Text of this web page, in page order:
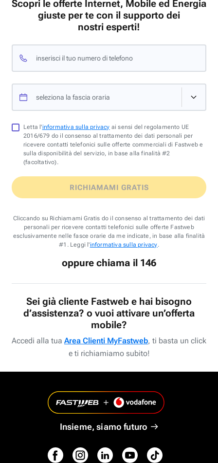
Scopri le offerte Internet, Mobile ed Energia
giuste per te con il supporto dei
nostri esperti!
inserisci il tuo numero di telefono
seleziona la fascia oraria
Letta l'informativa sulla privacy ai sensi del regolamento UE
2016/679 do il consenso al trattamento dei dati personali per
ricevere contatti telefonici sulle offerte commerciali di Fastweb e
sulla disponibilità del servizio, in base alla finalità #2
(facoltativo).
RICHIAMAMI GRATIS
Cliccando su Richiamami Gratis do il consenso al trattamento dei dati
personali per ricevere contatti telefonici sulle offerte Fastweb
esclusivamente nelle fasce orarie da me indicate, in base alla finalità
#1. Leggi l'informativa sulla privacy.
oppure chiama il 146
Sei già cliente Fastweb e hai bisogno
d’assistenza? o vuoi attivare un’offerta
mobile?
Accedi alla tua Area Clienti MyFastweb, ti basta un click
e ti richiamiamo subito!
Insieme, siamo futuro